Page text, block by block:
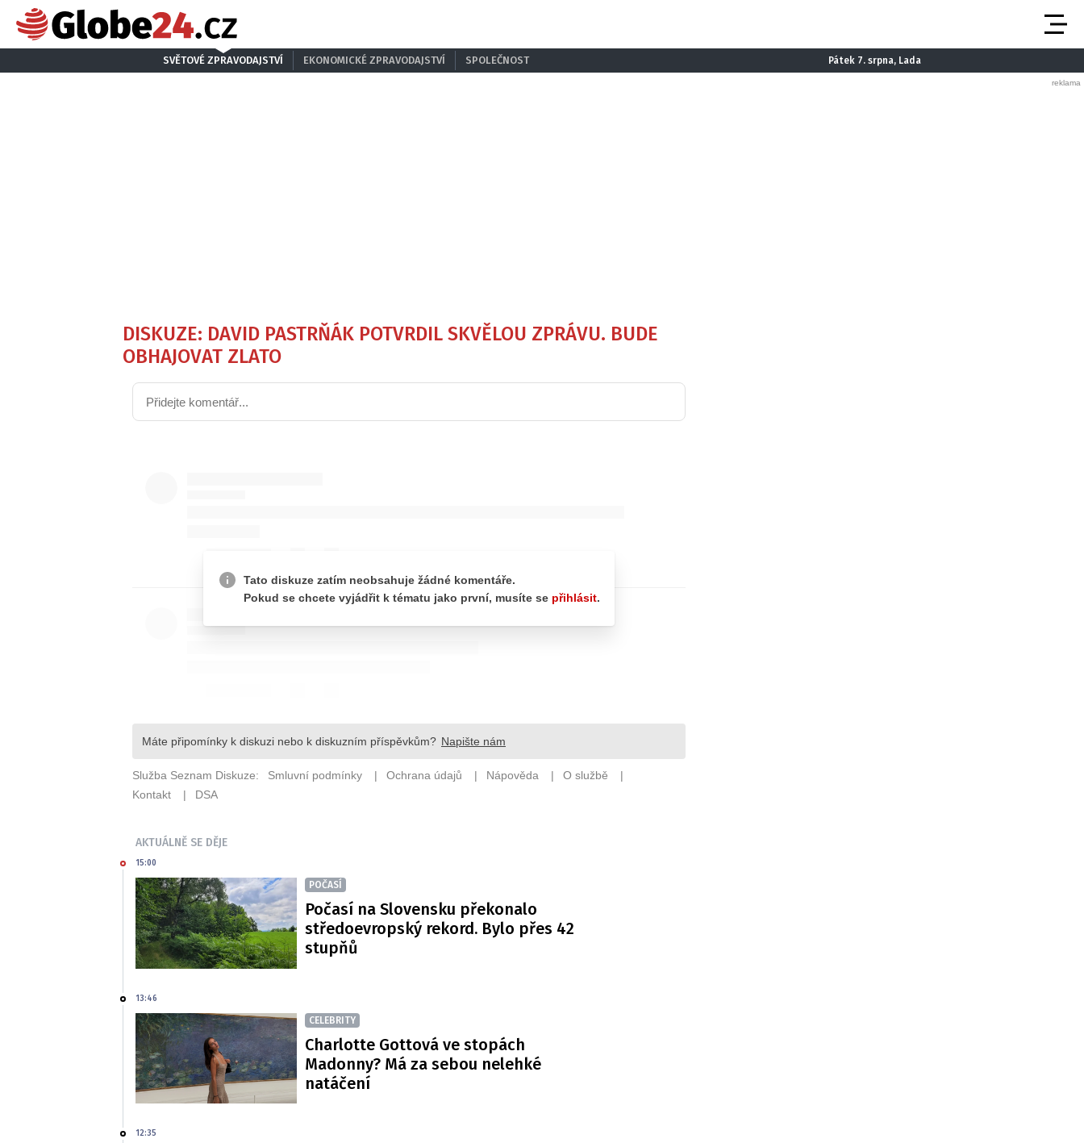
SVĚTOVÉ ZPRAVODAJSTVÍ EKONOMICKÉ ZPRAVODAJSTVÍ SPOLEČNOST Pátek 7. srpna, Lada
DISKUZE: DAVID PASTRŇÁK POTVRDIL SKVĚLOU ZPRÁVU. BUDE
OBHAJOVAT ZLATO
AKTUÁLNĚ SE DĚJE
15:00
POČASÍ
Počasí na Slovensku překonalo
středoevropský rekord. Bylo přes 42
stupňů
13:46
CELEBRITY
Charlotte Gottová ve stopách
Madonny? Má za sebou nelehké
natáčení
12:35